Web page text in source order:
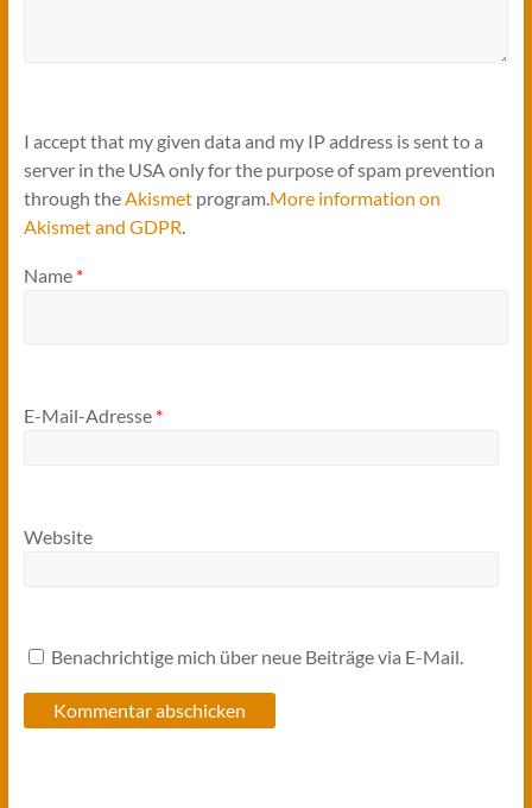
I accept that my given data and my IP address is sent to a
server in the USA only for the purpose of spam prevention
through the Akismetprogram. More information on
Akismet and GDPR
Name *
E-Mail-Adresse *
Website
Benachrichtige mich über neue Beiträge via E-Mail.